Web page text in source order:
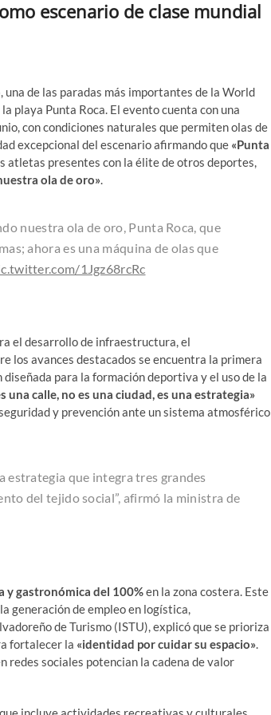
escenario de clase mundial
, una de las paradas más importantes de la World
playa Punta Roca. El evento cuenta con una
con condiciones naturales que permiten olas de
excepcional del escenario afirmando que «Punta
atletas presentes con la élite de otros deportes,
ola de oro».
nuestra ola de oro, Punta Roca, que
ahora es una máquina de olas que
1Jgz68rcRc
el desarrollo de infraestructura, el
los avances destacados se encuentra la primera
diseñada para la formación deportiva y el uso de la
una calle, no es una ciudad, es una estrategia»
y prevención ante un sistema atmosférico
estrategia que integra tres grandes
del tejido social”, afirmó la ministra de
y gastronómica del 100%en la zona costera. Este
generación de empleo en logística,
de Turismo (ISTU), explicó que se prioriza
fortalecer la «identidad por cuidar su espacio».
redes sociales potencian la cadena de valor